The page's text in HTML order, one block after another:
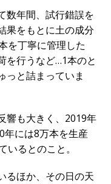
数年間、試行錯誤を
果をもとに土の成分
を丁寧に管理した
を行うなど…1本のと
っと詰まっていま
響も大きく、2019年
年には8万本を生産
いるとのこと。
るほか、その日の天